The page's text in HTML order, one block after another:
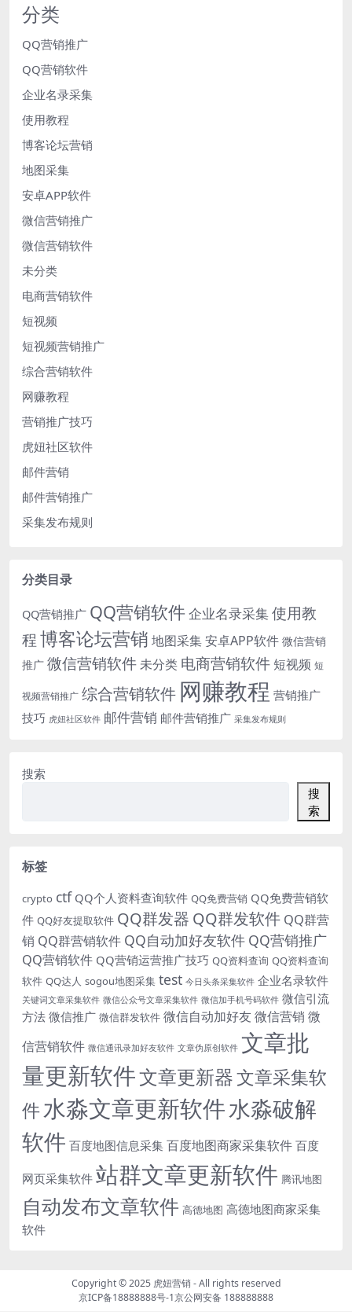
分类
QQ营销推广
QQ营销软件
企业名录采集
使用教程
博客论坛营销
地图采集
安卓APP软件
微信营销推广
微信营销软件
未分类
电商营销软件
短视频
短视频营销推广
综合营销软件
网赚教程
营销推广技巧
虎妞社区软件
邮件营销
邮件营销推广
采集发布规则
分类目录
QQ营销推广 QQ营销软件企业名录采集使用教
程博客论坛营销 地图采集安卓APP软件 微信营销
推广 微信营销软件未分类 电商营销软件短视频 短
视频营销推广 综合营销软件 网赚教程 营销推广
技巧 虎妞社区软件 邮件营销 邮件营销推广 采集发布规则
搜索
搜
索
标签
crypto ctf QQ个人资料查询软件 QQ免费营销 QQ免费营销软
件 QQ好友提取软件 QQ群发器 QQ群发软件 QQ群营
销 QQ群营销软件 QQ自动加好友软件 QQ营销推广
QQ营销软件 QQ营销运营推广技巧 QQ资料查询 QQ资料查询
软件 QQ达人 sogou地图采集 test 今日头条采集软件 企业名录软件
关键词文章采集软件 微信公众号文章采集软件 微信加手机号码软件 微信引流
方法 微信推广 微信群发软件 微信自动加好友 微信营销 微
信营销软件 微信通讯录加好友软件 文章伪原创软件 文章批
量更新软件文章更新器文章采集软
件水淼文章更新软件水淼破解
软件 百度地图信息采集 百度地图商家采集软件 百度
网页采集软件 站群文章更新软件 腾讯地图
自动发布文章软件 高德地图 高德地图商家采集
软件
Copyright © 2025 虎妞营销- All rights reserved
京ICP备18888888号-1京公网安备 188888888